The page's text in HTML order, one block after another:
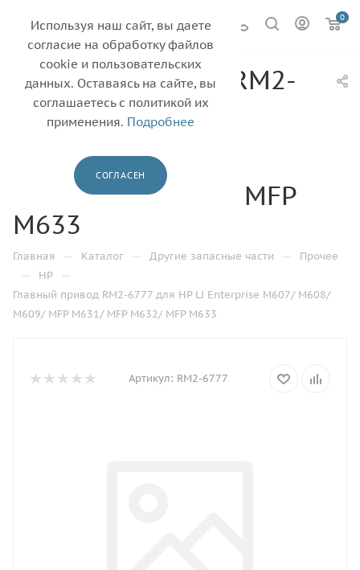
0
Главный привод RM2-
6777 для HP LJ
Enterprise M607/
M608/ M609/ MFP
M631/ MFP M632/ MFP
M633
Главная — Каталог — Другие запасные части — Прочее
— HP —
Главный привод RM2-6777 для HP LJ Enterprise M607/ M608/
M609/ MFP M631/ MFP M632/ MFP M633
Артикул: RM2-6777
Используя наш сайт, вы даете
согласие на обработку файлов
cookie и пользовательских
данных. Оставаясь на сайте, вы
соглашаетесь с политикой их
применения. Подробнее
СОГЛАСЕН